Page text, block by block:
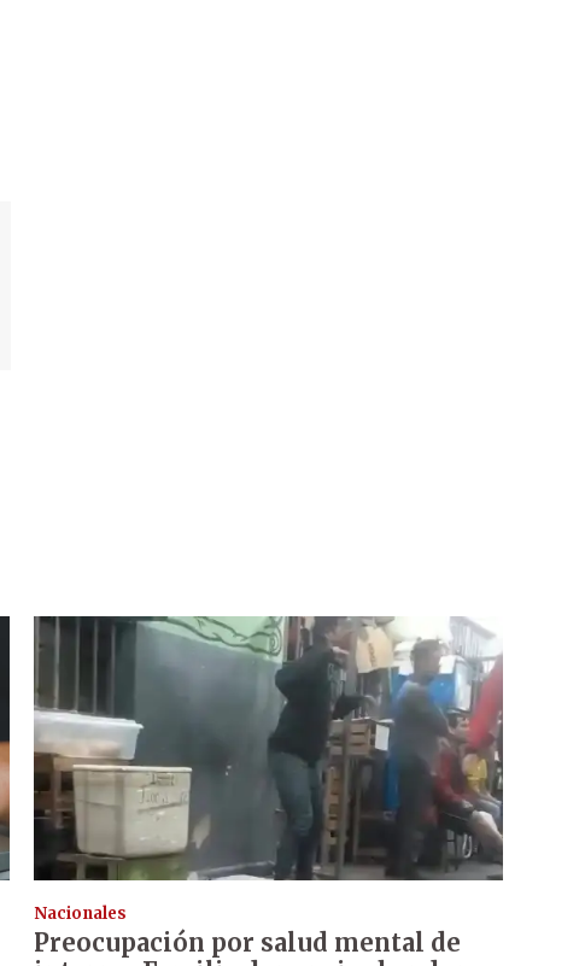
Nacionales
Preocupación por salud mental de